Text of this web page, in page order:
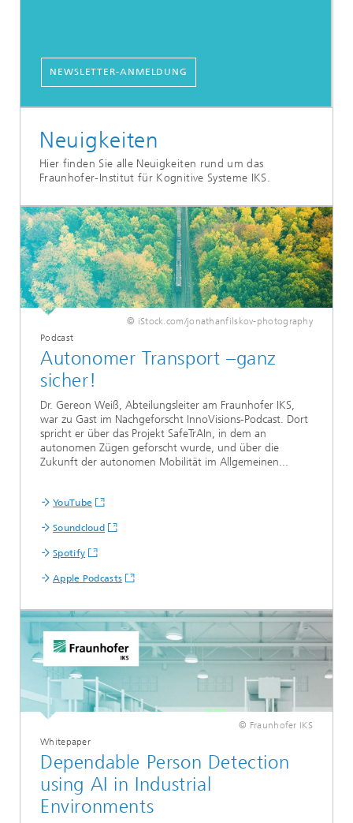
NEWSLETTER-ANMELDUNG
Neuigkeiten
Hier finden Sie alle Neuigkeiten rund um das
Fraunhofer-Institut für Kognitive Systeme IKS.
© iStock.com/jonathanfilskov-photography
Podcast
Autonomer Transport –ganz
sicher!
Dr. Gereon Weiß, Abteilungsleiter am Fraunhofer IKS,
war zu Gast im Nachgeforscht InnoVisions-Podcast. Dort
spricht er über das Projekt SafeTrAIn, in dem an
autonomen Zügen geforscht wurde, und über die
Zukunft der autonomen Mobilität im Allgemeinen...
YouTube
Soundcloud
Spotify
Apple Podcasts
© Fraunhofer IKS
Whitepaper
Dependable Person Detection
using AI in Industrial
Environments